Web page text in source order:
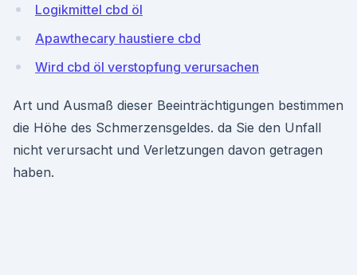
Logikmittel cbd öl
Apawthecary haustiere cbd
Wird cbd öl verstopfung verursachen
Art und Ausmaß dieser Beeinträchtigungen bestimmen
die Höhe des Schmerzensgeldes. da Sie den Unfall
nicht verursacht und Verletzungen davon getragen
haben.